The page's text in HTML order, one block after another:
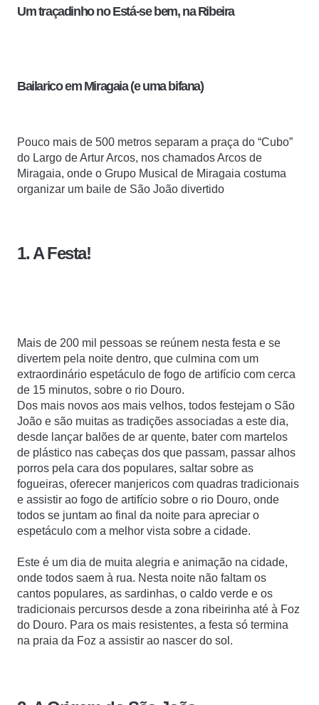
Umtraçadinhono Está-se bem, na Ribeira
Bailarico em Miragaia (e uma bifana)
Pouco mais de 500 metros separam a praça do “Cubo”
do Largo de Artur Arcos, nos chamados Arcos de
Miragaia, onde o Grupo Musical de Miragaia costuma
organizar um baile de São João divertido
1. A Festa!
Mais de 200 mil pessoas se reúnem nesta festa e se
divertem pela noite dentro, que culmina com um
extraordinário espetáculo de fogo de artifício com cerca
de 15 minutos, sobre o rio Douro.
Dos mais novos aos mais velhos, todos festejam o São
João e são muitas as tradições associadas a este dia,
desde lançar balões de ar quente, bater com martelos
de plástico nas cabeças dos que passam, passar alhos
porros pela cara dos populares, saltar sobre as
fogueiras, oferecer manjericos com quadras tradicionais
e assistir ao fogo de artifício sobre o rio Douro, onde
todos se juntam ao final da noite para apreciar o
espetáculo com a melhor vista sobre a cidade.
Este é um dia de muita alegria e animação na cidade,
onde todos saem à rua. Nesta noite não faltam os
cantos populares, as sardinhas, o caldo verde e os
tradicionais percursos desde a zona ribeirinha até à Foz
do Douro. Para os mais resistentes, a festa só termina
na praia da Foz a assistir ao nascer do sol.